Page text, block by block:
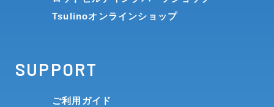
Tsulinoオンラインショップ
SUPPORT
ご利用ガイド